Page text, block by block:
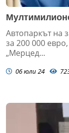
Автопаркът на
за 200 000
„Мерцед...
06 юли 24